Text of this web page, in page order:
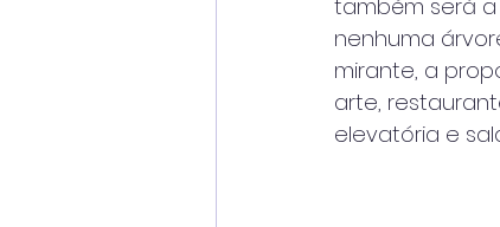
também será
nenhuma
mirante, a
arte,
elevatória e